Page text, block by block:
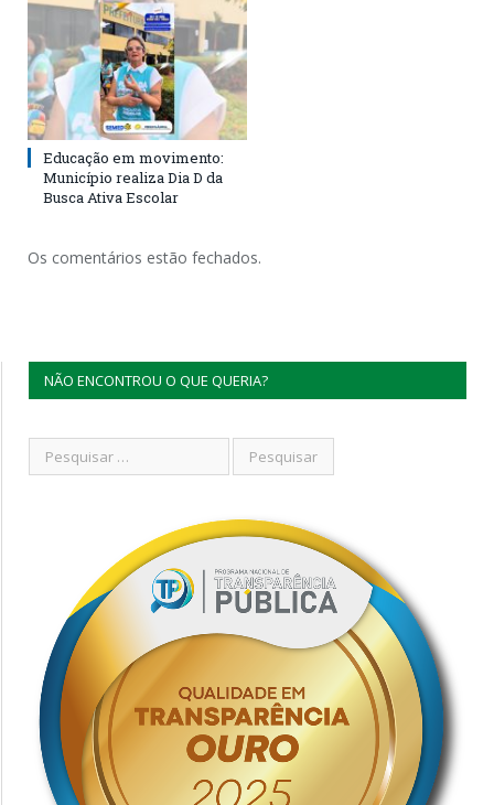
Educação em movimento:
Município realiza Dia D da
Busca Ativa Escolar
Os comentários estão fechados.
NÃO ENCONTROU O QUE QUERIA?